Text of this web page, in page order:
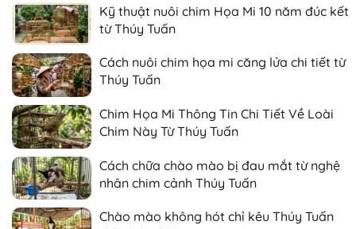
Kỹ thuật nuôi chim Họa Mi 10 năm đúc kết
từ Thúy Tuấn
Cách nuôi chim họa mi căng lửa chi tiết từ
Thúy Tuấn
Chim Họa Mi Thông Tin Chi Tiết Về Loài
Chim Này Từ Thúy Tuấn
Cách chữa chào mào bị đau mắt từ nghệ
nhân chim cảnh Thúy Tuấn
Chào mào không hót chỉ kêu Thúy Tuấn